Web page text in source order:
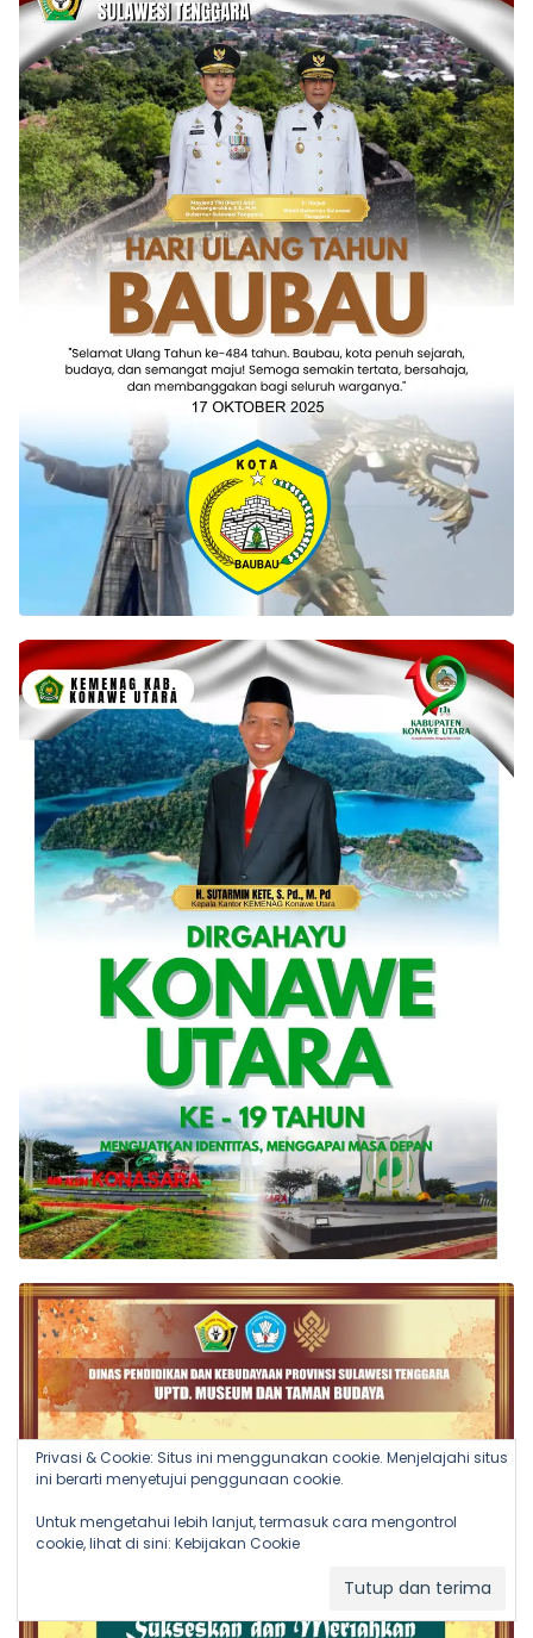
Privasi & Cookie: Situs ini menggunakan cookie. Menjelajahi situs
ini berarti menyetujui penggunaan cookie.
Untuk mengetahui lebih lanjut, termasuk cara mengontrol
cookie, lihat di sini: Kebijakan Cookie